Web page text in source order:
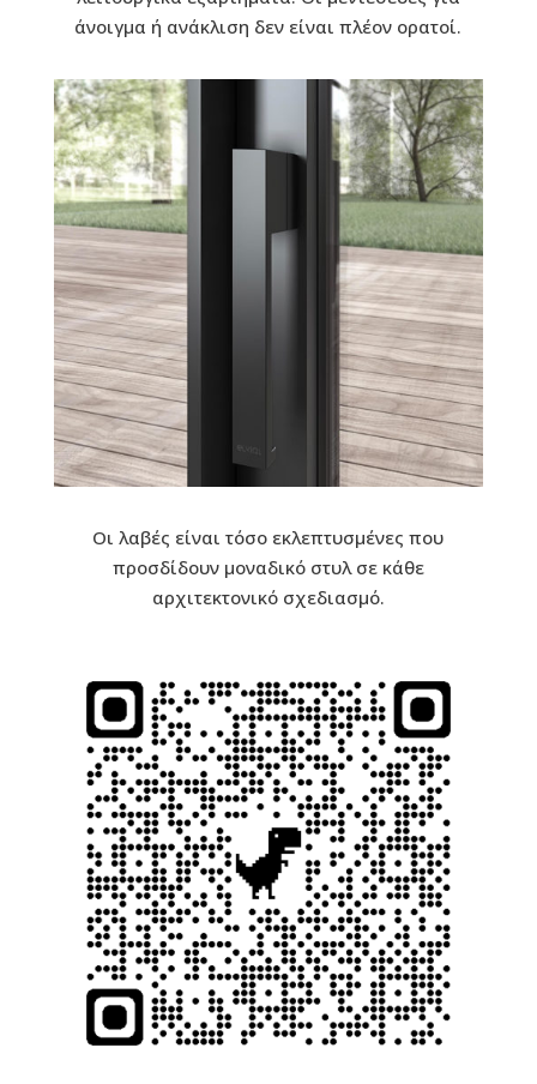
άνοιγμα ή ανάκλιση δεν είναι πλέον ορατοί.
Οι λαβές είναι τόσο εκλεπτυσμένες που
προσδίδουν μοναδικό στυλ σε κάθε
αρχιτεκτονικό σχεδιασμό.